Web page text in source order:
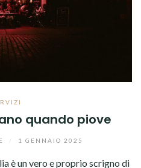
quando piove
1 GENNAIO 2025
è un vero e proprio scrigno di